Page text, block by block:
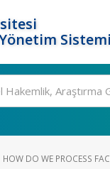
Sistemi
HOW DO WE PROCESS